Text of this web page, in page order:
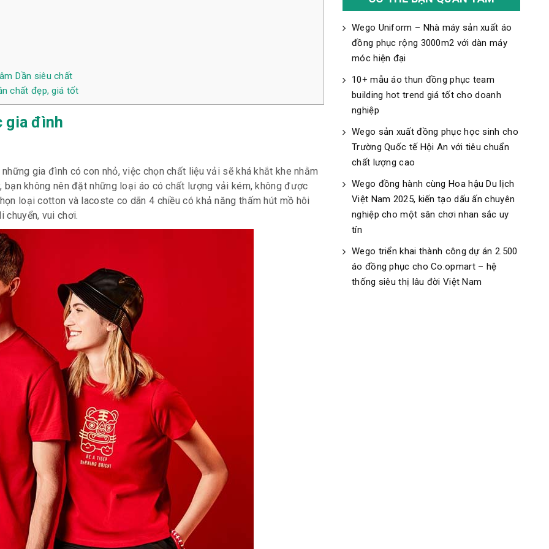
Dần siêu chất
chất đẹp, giá tốt
gia đình
gia đình có con nhỏ, việc chọn chất liệu vải sẽ khá khắt khe nhằm
không nên đặt những loại áo có chất lượng vải kém, không được
loại cotton và lacoste co dãn 4 chiều có khả năng thấm hút mồ hôi
vui chơi.
Wego Uniform – Nhà máy sản xuất áo
đồng phục rộng 3000m2 với dàn máy
móc hiện đại
10+ mẫu áo thun đồng phục team
building hot trend giá tốt cho doanh
nghiệp
Wego sản xuất đồng phục học sinh cho
Trường Quốc tế Hội An với tiêu chuẩn
chất lượng cao
Wego đồng hành cùng Hoa hậu Du lịch
Việt Nam 2025, kiến tạo dấu ấn chuyên
nghiệp cho một sân chơi nhan sắc uy
tín
Wego triển khai thành công dự án 2.500
áo đồng phục cho Co.opmart – hệ
thống siêu thị lâu đời Việt Nam